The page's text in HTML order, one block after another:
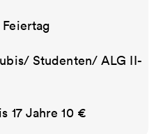
Studenten/ ALG II-
17 Jahre 10 €